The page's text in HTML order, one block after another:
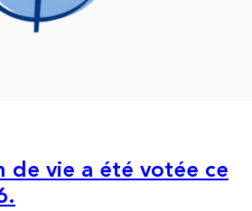
de vie a été votée ce